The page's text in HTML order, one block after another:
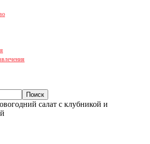
салат с клубникой и